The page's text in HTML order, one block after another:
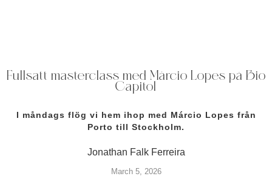
Fullsatt masterclass med Márcio Lopes på Bio
Capitol
I måndags flög vi hem ihop med Márcio Lopes från
Porto till Stockholm.
Jonathan Falk Ferreira
March 5, 2026